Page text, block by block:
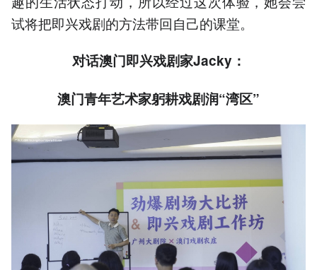
试将把即兴戏剧的方法带回自己的课堂。
对话澳门即兴戏剧家Jacky：
澳门青年艺术家躬耕戏剧润“湾区”